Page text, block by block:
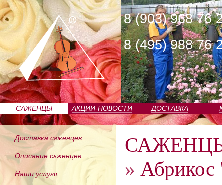
8 (903) 968 76
8 (495) 988 76
САЖЕНЦЫ
ПИТОМНИКА
АКЦИИ-НОВОСТИ ДОСТАВКА
Доставка саженцев
Описание саженцев
Наши услуги
»